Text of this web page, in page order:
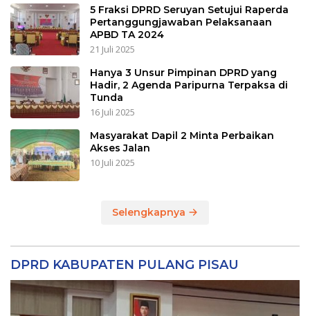
5 Fraksi DPRD Seruyan Setujui Raperda
Pertanggungjawaban Pelaksanaan
APBD TA 2024
21 Juli 2025
Hanya 3 Unsur Pimpinan DPRD yang
Hadir, 2 Agenda Paripurna Terpaksa di
Tunda
16 Juli 2025
Masyarakat Dapil 2 Minta Perbaikan
Akses Jalan
10 Juli 2025
Selengkapnya
DPRD KABUPATEN PULANG PISAU